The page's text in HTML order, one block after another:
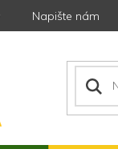
Napište nám